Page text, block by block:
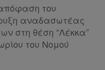
του
αναδασωτέας
στη θέση “Λέκκα”
του Νομού